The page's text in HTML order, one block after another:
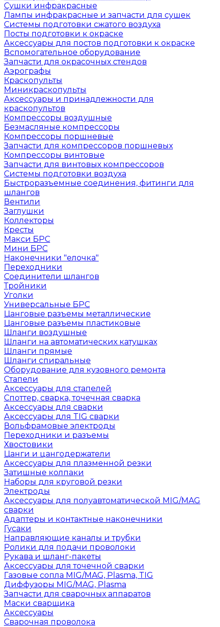
Сушки инфракрасные
Лампы инфракрасные и запчасти для сушек
Системы подготовки сжатого воздуха
Посты подготовки к окраске
Аксессуары для постов подготовки к окраске
Вспомогательное оборудование
Запчасти для окрасочных стендов
Аэрографы
Краскопульты
Миникраскопульты
Аксессуары и принадлежности для
краскопультов
Компрессоры воздушные
Безмасляные компрессоры
Компрессоры поршневые
Запчасти для компрессоров поршневых
Компрессоры винтовые
Запчасти для винтовых компрессоров
Системы подготовки воздуха
Быстроразъемные соединения, фитинги для
шлангов
Вентили
Заглушки
Коллекторы
Кресты
Макси БРС
Мини БРС
Наконечники "елочка"
Переходники
Соединители шлангов
Тройники
Уголки
Универсальные БРС
Цанговые разъемы металлические
Цанговые разъемы пластиковые
Шланги воздушные
Шланги на автоматических катушках
Шланги прямые
Шланги спиральные
Оборудование для кузовного ремонта
Стапели
Аксессуары для стапелей
Споттер, сварка, точечная сварка
Аксессуары для сварки
Аксессуары для TIG сварки
Вольфрамовые электроды
Переходники и разъемы
Хвостовики
Цанги и цангодержатели
Аксессуары для плазменной резки
Затишные колпаки
Наборы для круговой резки
Электроды
Аксессуары для полуавтоматической MIG/MAG
сварки
Адаптеры и контактные наконечники
Гусаки
Направляющие каналы и трубки
Ролики для подачи проволоки
Рукава и шланг-пакеты
Аксессуары для точечной сварки
Газовые сопла MIG/MAG, Plasma, TIG
Диффузоры MIG/MAG, Plasma
Запчасти для сварочных аппаратов
Маски сварщика
Аксессуары
Сварочная проволока